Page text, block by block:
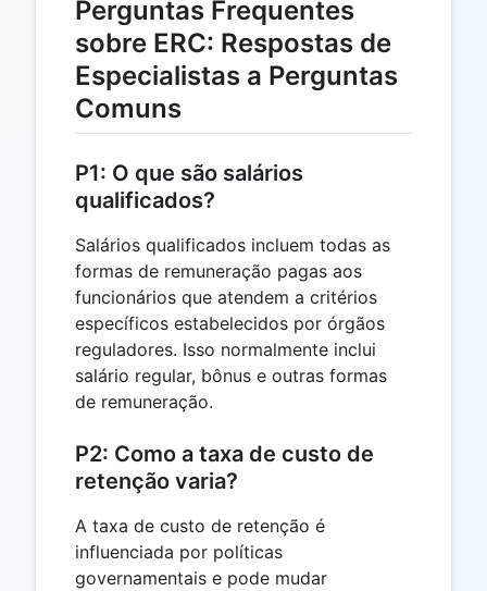
Perguntas Frequentes
sobre ERC: Respostas de
Especialistas a Perguntas
Comuns
P1: O que são salários
qualificados?
Salários qualificados incluem todas as
formas de remuneração pagas aos
funcionários que atendem a critérios
específicos estabelecidos por órgãos
reguladores. Isso normalmente inclui
salário regular, bônus e outras formas
de remuneração.
P2: Como a taxa de custo de
retenção varia?
A taxa de custo de retenção é
influenciada por políticas
governamentais e pode mudar